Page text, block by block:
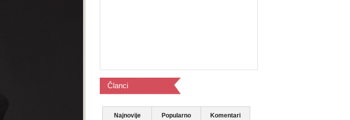
Članci
Najnovije Popularno Komentari